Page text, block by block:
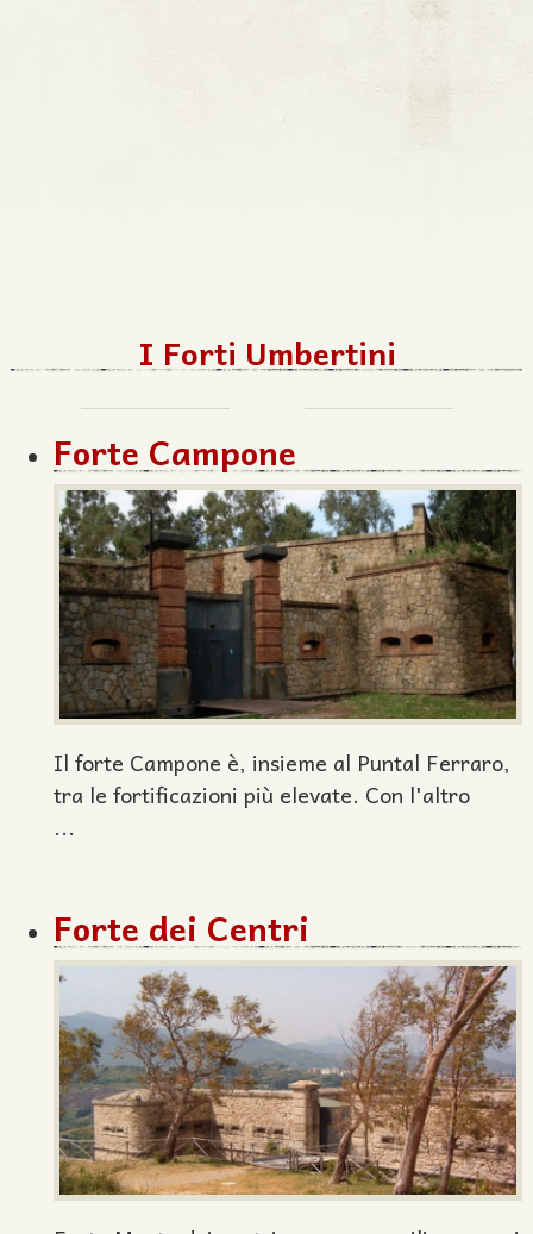
I Forti Umbertini
Forte Campone
Il forte Campone è, insieme al Puntal Ferraro,
tra le fortificazioni più elevate. Con l'altro
...
Forte dei Centri